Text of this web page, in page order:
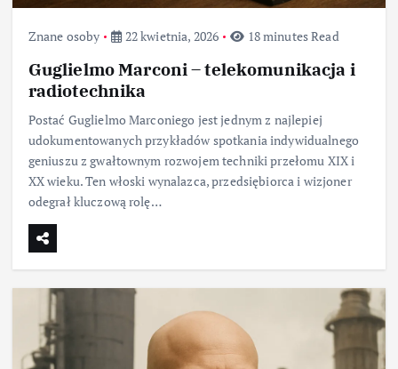
Znane osoby 22 kwietnia, 2026 18 minutes Read
Guglielmo Marconi – telekomunikacja i
radiotechnika
Postać Guglielmo Marconiego jest jednym z najlepiej
udokumentowanych przykładów spotkania indywidualnego
geniuszu z gwałtownym rozwojem techniki przełomu XIX i
XX wieku. Ten włoski wynalazca, przedsiębiorca i wizjoner
odegrał kluczową rolę…